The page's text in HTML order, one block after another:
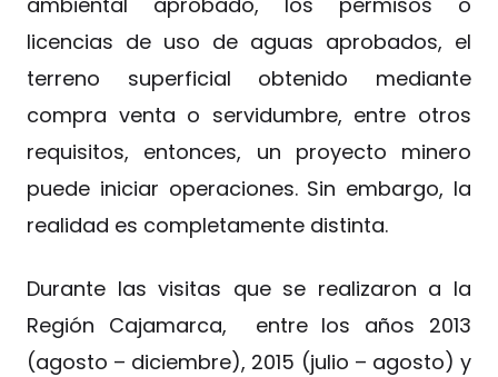
licencias de uso de aguas aprobados, el
terreno superficial obtenido mediante
compra venta o servidumbre, entre otros
requisitos, entonces, un proyecto minero
puede iniciar operaciones. Sin embargo, la
realidad es completamente distinta.
Durante las visitas que se realizaron a la
Región Cajamarca, entre los años 2013
(agosto – diciembre), 2015 (julio – agosto) y